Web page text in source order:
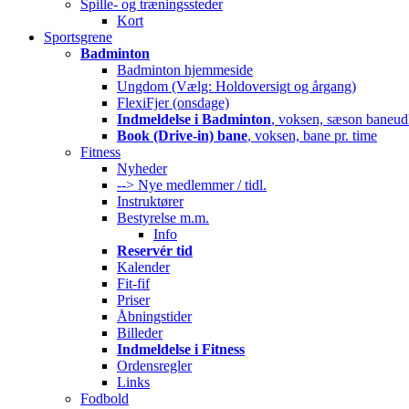
Spille- og træningssteder
Kort
Sportsgrene
Badminton
Badminton hjemmeside
Ungdom (Vælg: Holdoversigt og årgang)
FlexiFjer (onsdage)
Indmeldelse i Badminton, voksen, sæson
Book (Drive-in) bane, voksen, bane pr. time
Fitness
Nyheder
--> Nye medlemmer / tidl.
Instruktører
Bestyrelse m.m.
Info
Reservér tid
Kalender
Fit-fif
Priser
Åbningstider
Billeder
Indmeldelse i Fitness
Ordensregler
Links
Fodbold